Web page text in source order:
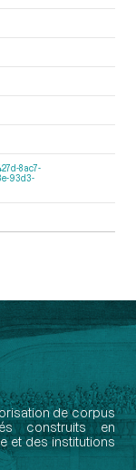
8ac7-
93d3-
de corpus
construits en
et des institutions